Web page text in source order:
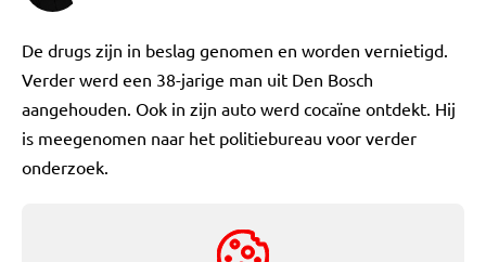
De drugs zijn in beslag genomen en worden vernietigd.
Verder werd een 38-jarige man uit Den Bosch
aangehouden. Ook in zijn auto werd cocaïne ontdekt. Hij
is meegenomen naar het politiebureau voor verder
onderzoek.